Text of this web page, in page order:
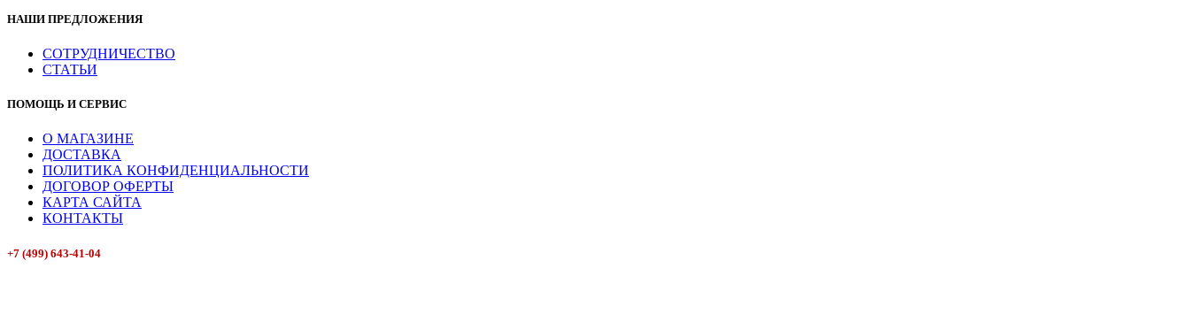
НАШИ ПРЕДЛОЖЕНИЯ
СОТРУДНИЧЕСТВО
СТАТЬИ
ПОМОЩЬ И СЕРВИС
О МАГАЗИНЕ
ДОСТАВКА
ПОЛИТИКА КОНФИДЕНЦИАЛЬНОСТИ
ДОГОВОР ОФЕРТЫ
КАРТА САЙТА
КОНТАКТЫ
+7 (499) 643-41-04